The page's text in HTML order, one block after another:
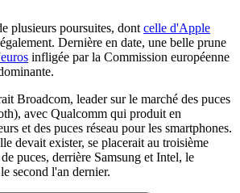
plusieurs poursuites, dont celle d'Apple
Dernière en date, une belle prune
infligée par la Commission européenne
Broadcom, leader sur le marché des puces
avec Qualcomm qui produit en
et des puces réseau pour les smartphones.
devait exister, se placerait au troisième
puces, derrière Samsung et Intel, le
second l'an dernier.